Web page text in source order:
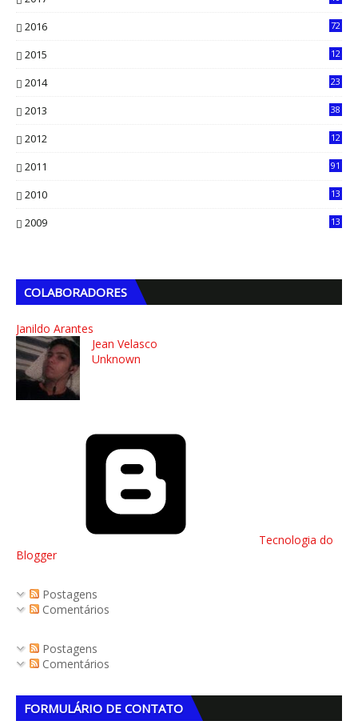
2016
72
2015
12
2014
23
2013
38
2012
12
2011 91
2010
13
2009
13
COLABORADORES
Janildo Arantes
Jean Velasco
Unknown
Tecnologia do
Blogger
Postagens
Comentários
Postagens
Comentários
FORMULÁRIO DE CONTATO